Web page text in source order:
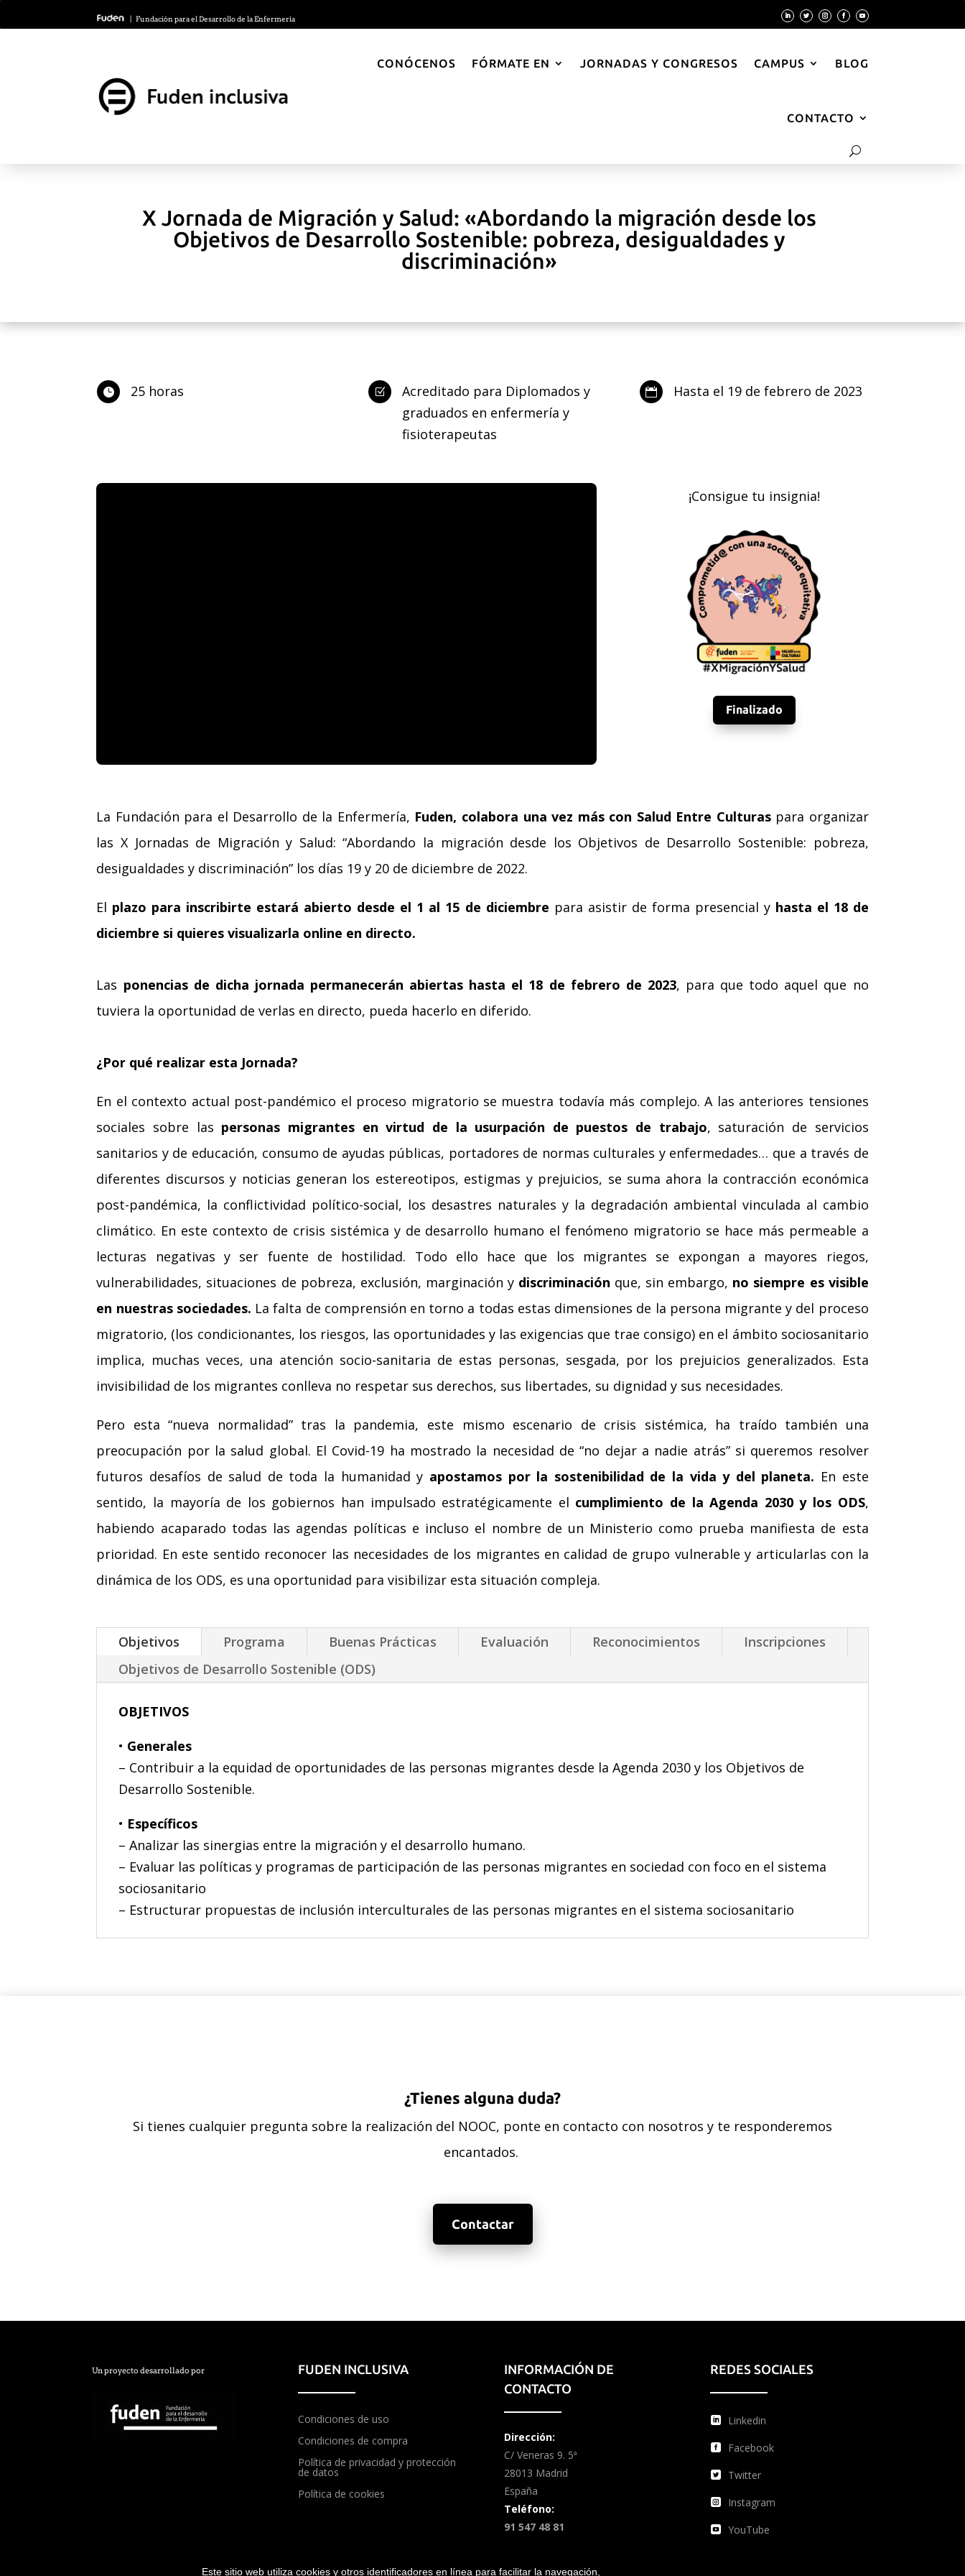
Este sitio web utiliza cookies y otros identificadores en línea para facilitar la navegación,
| Fundación para el Desarrollo de la Enfermería
CONÓCENOS FÓRMATE EN JORNADAS Y CONGRESOS CAMPUS BLOG
CONTACTO
X Jornada de Migración y Salud: «Abordando la migración desde los
Objetivos de Desarrollo Sostenible: pobreza, desigualdades y
discriminación»
 25 horas Z
Acreditado para Diplomados y
graduados en enfermería y
fisioterapeutas
 Hasta el 19 de febrero de 2023
¡Consigue tu insignia!
Finalizado
La Fundación para el Desarrollo de la Enfermería, Fuden, colabora una vez más con Salud Entre Culturaspara organizar
las X Jornadas de Migración y Salud: “Abordando la migración desde los Objetivos de Desarrollo Sostenible: pobreza,
desigualdades y discriminación” los días 19 y 20 de diciembre de 2022.
El plazo para inscribirte estará abierto desde el 1 al 15 de diciembre para asistir de forma presencial y hasta el 18 de
diciembre si quieres visualizarla online en directo.
Las ponencias de dicha jornada permanecerán abiertas hasta el 18 de febrero de 2023, para que todo aquel que no
tuviera la oportunidad de verlas en directo, pueda hacerlo en diferido.
¿Por qué realizar esta Jornada?
En el contexto actual post-pandémico el proceso migratorio se muestra todavía más complejo. A las anteriores tensiones
sociales sobre las personas migrantes en virtud de la usurpación de puestos de trabajo, saturación de servicios
sanitarios y de educación, consumo de ayudas públicas, portadores de normas culturales y enfermedades… que a través de
diferentes discursos y noticias generan los estereotipos, estigmas y prejuicios, se suma ahora la contracción económica
post-pandémica, la conflictividad político-social, los desastres naturales y la degradación ambiental vinculada al cambio
climático. En este contexto de crisis sistémica y de desarrollo humano el fenómeno migratorio se hace más permeable a
lecturas negativas y ser fuente de hostilidad. Todo ello hace que los migrantes se expongan a mayores riegos,
vulnerabilidades, situaciones de pobreza, exclusión, marginación y discriminación que, sin embargo, no siempre es visible
en nuestras sociedades. La falta de comprensión en torno a todas estas dimensiones de la persona migrante y del proceso
migratorio, (los condicionantes, los riesgos, las oportunidades y las exigencias que trae consigo) en el ámbito sociosanitario
implica, muchas veces, una atención socio-sanitaria de estas personas, sesgada, por los prejuicios generalizados. Esta
invisibilidad de los migrantes conlleva no respetar sus derechos, sus libertades, su dignidad y sus necesidades.
Pero esta “nueva normalidad” tras la pandemia, este mismo escenario de crisis sistémica, ha traído también una
preocupación por la salud global. El Covid-19 ha mostrado la necesidad de “no dejar a nadie atrás” si queremos resolver
futuros desafíos de salud de toda la humanidad y apostamos por la sostenibilidad de la vida y del planeta. En este
sentido, la mayoría de los gobiernos han impulsado estratégicamente el cumplimiento de la Agenda 2030 y los ODS,
habiendo acaparado todas las agendas políticas e incluso el nombre de un Ministerio como prueba manifiesta de esta
prioridad. En este sentido reconocer las necesidades de los migrantes en calidad de grupo vulnerable y articularlas con la
dinámica de los ODS, es una oportunidad para visibilizar esta situación compleja.
Objetivos Programa Buenas Prácticas Evaluación Reconocimientos
Inscripciones
Objetivos de Desarrollo Sostenible (ODS)
OBJETIVOS
• Generales
– Contribuir a la equidad de oportunidades de las personas migrantes desde la Agenda 2030 y los Objetivos de
Desarrollo Sostenible.
• Específicos
– Analizar las sinergias entre la migración y el desarrollo humano.
– Evaluar las políticas y programas de participación de las personas migrantes en sociedad con foco en el sistema
sociosanitario
– Estructurar propuestas de inclusión interculturales de las personas migrantes en el sistema sociosanitario
¿Tienes alguna duda?
Si tienes cualquier pregunta sobre la realización del NOOC, ponte en contacto con nosotros y te responderemos
encantados.
Contactar
Un proyecto desarrollado por FUDEN INCLUSIVA
Condiciones de uso
Condiciones de compra
Política de privacidad y protección
de datos
Política de cookies
INFORMACIÓN DE
CONTACTO
Dirección:
C/ Veneras 9. 5ª
28013 Madrid
España
Teléfono:
91 547 48 81
REDES SOCIALES
Linkedin
Facebook
Twitter
Instagram
YouTube